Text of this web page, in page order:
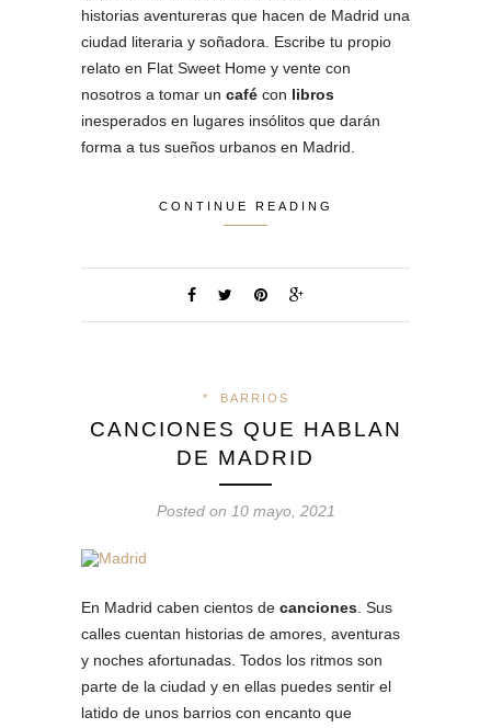
historias aventureras que hacen de Madrid una
ciudad literaria y soñadora. Escribe tu propio
relato en Flat Sweet Home y vente con
nosotros a tomar un café con libros
inesperados en lugares insólitos que darán
forma a tus sueños urbanos en Madrid.
CONTINUE READING
* BARRIOS
CANCIONES QUE HABLAN
DE MADRID
Posted on 10 mayo, 2021
En Madrid caben cientos de canciones . Sus
calles cuentan historias de amores, aventuras
y noches afortunadas. Todos los ritmos son
parte de la ciudad y en ellas puedes sentir el
latido de unos barrios con encanto que